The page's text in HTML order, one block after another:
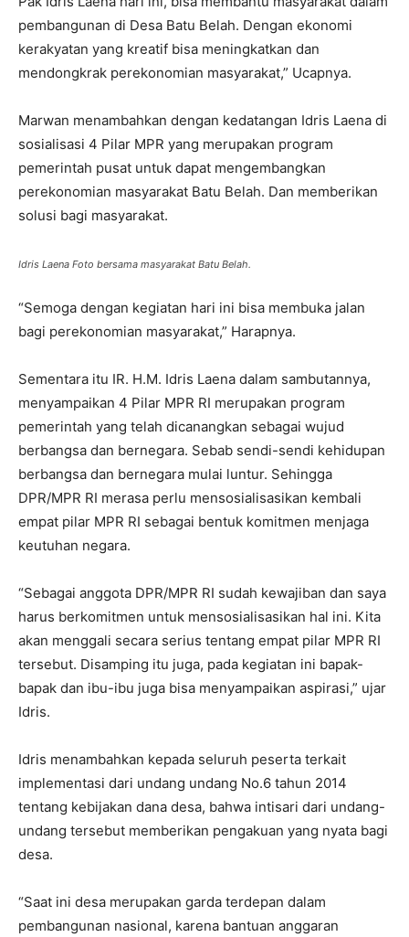
pembangunan di Desa Batu Belah. Dengan ekonomi
kerakyatan yang kreatif bisa meningkatkan dan
mendongkrak perekonomian masyarakat,” Ucapnya.
Marwan menambahkan dengan kedatangan Idris Laena di
sosialisasi 4 Pilar MPR yang merupakan program
pemerintah pusat untuk dapat mengembangkan
perekonomian masyarakat Batu Belah. Dan memberikan
solusi bagi masyarakat.
Idris Laena Foto bersama masyarakat Batu Belah.
“Semoga dengan kegiatan hari ini bisa membuka jalan
bagi perekonomian masyarakat,” Harapnya.
Sementara itu IR. H.M. Idris Laena dalam sambutannya,
menyampaikan 4 Pilar MPR RI merupakan program
pemerintah yang telah dicanangkan sebagai wujud
berbangsa dan bernegara. Sebab sendi-sendi kehidupan
berbangsa dan bernegara mulai luntur. Sehingga
DPR/MPR RI merasa perlu mensosialisasikan kembali
empat pilar MPR RI sebagai bentuk komitmen menjaga
keutuhan negara.
“Sebagai anggota DPR/MPR RI sudah kewajiban dan saya
harus berkomitmen untuk mensosialisasikan hal ini. Kita
akan menggali secara serius tentang empat pilar MPR RI
tersebut. Disamping itu juga, pada kegiatan ini bapak-
bapak dan ibu-ibu juga bisa menyampaikan aspirasi,” ujar
Idris.
Idris menambahkan kepada seluruh peserta terkait
implementasi dari undang undang No.6 tahun 2014
tentang kebijakan dana desa, bahwa intisari dari undang-
undang tersebut memberikan pengakuan yang nyata bagi
desa.
“Saat ini desa merupakan garda terdepan dalam
pembangunan nasional, karena bantuan anggaran